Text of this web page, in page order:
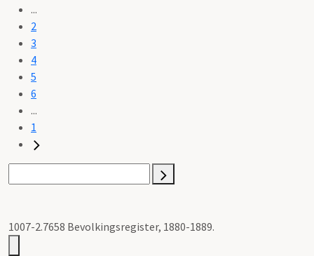
...
2
3
4
5
6
...
1
1007-2.7658 Bevolkingsregister, 1880-1889.